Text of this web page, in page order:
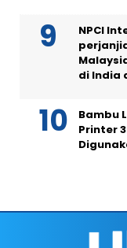
NPCI
di India
Bambu
Printer